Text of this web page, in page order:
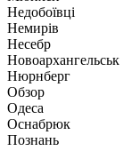
Недобоївці
Немирів
Несебр
Новоархангельськ
Нюрнберг
Обзор
Одеса
Оснабрюк
Познань